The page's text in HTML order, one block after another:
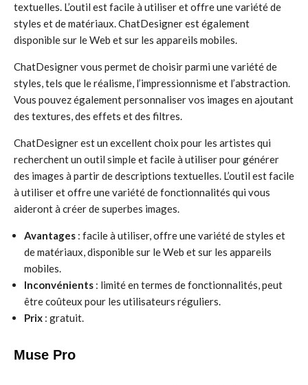
textuelles. L’outil est facile à utiliser et offre une variété de
styles et de matériaux. ChatDesigner est également
disponible sur le Web et sur les appareils mobiles.
ChatDesigner vous permet de choisir parmi une variété de
styles, tels que le réalisme, l’impressionnisme et l’abstraction.
Vous pouvez également personnaliser vos images en ajoutant
des textures, des effets et des filtres.
ChatDesigner est un excellent choix pour les artistes qui
recherchent un outil simple et facile à utiliser pour générer
des images à partir de descriptions textuelles. L’outil est facile
à utiliser et offre une variété de fonctionnalités qui vous
aideront à créer de superbes images.
Avantages : facile à utiliser, offre une variété de styles et
de matériaux, disponible sur le Web et sur les appareils
mobiles.
Inconvénients : limité en termes de fonctionnalités, peut
être coûteux pour les utilisateurs réguliers.
Prix : gratuit.
Muse Pro